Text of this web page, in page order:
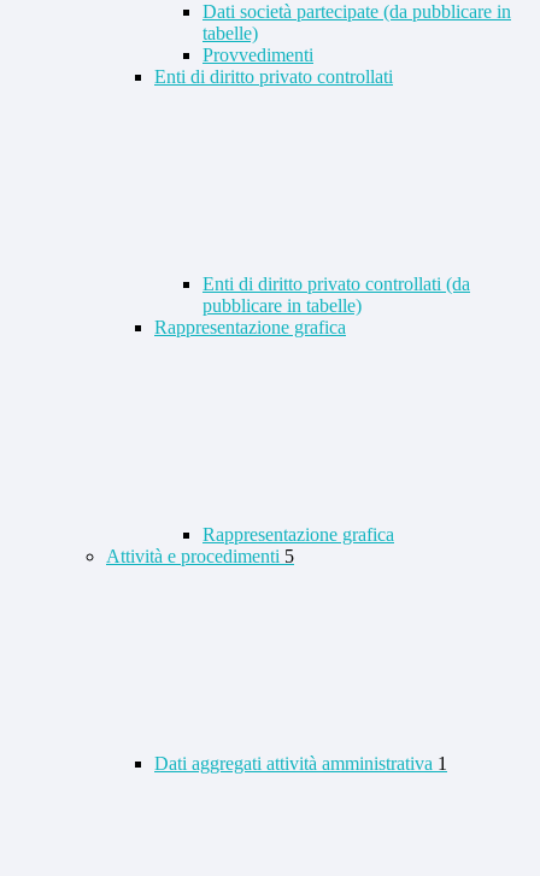
Dati società partecipate (da pubblicare in
tabelle)
Provvedimenti
Enti di diritto privato controllati
Enti di diritto privato controllati (da
pubblicare in tabelle)
Rappresentazione grafica
Rappresentazione grafica
Attività e procedimenti 5
Dati aggregati attività amministrativa 1